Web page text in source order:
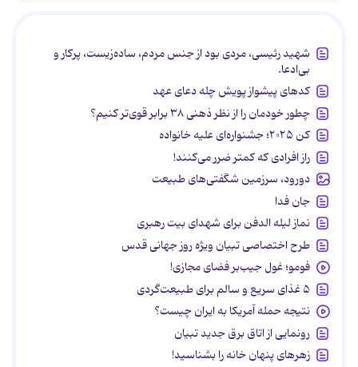
شهید رئیسی، مردی بود از جنس مردم، ساده‌زیست، پرکار و
بی‌ادعا.
کدهای پیشواز پویش چله دعای عهد
چطور خودمان را از نظر ذهنی ۳۸ برابر قوی‌تر کنیم؟
کن ۲۰۲۵؛ جشنواره‌ای علیه خانواده
راز افرادی که کمتر ضرر می‌کنند!
دورود، سرزمین شگفتی‌های طبیعت
جان فدا
نماز لیله الدفن برای شهدای بیت رهبری
طرح اختصاصی تبیان ویژه روز جهانی قدس
فومو؛ غول جیب‌بر فضای مجازی!
۵ غذای سریع و سالم برای طبیعت‌گردی
نتیجه حمله آمریکا به ایران چیست؟
رونمایی از اتاق برق جدید تبیان
زهرهای پنهان خانه را بشناسید!